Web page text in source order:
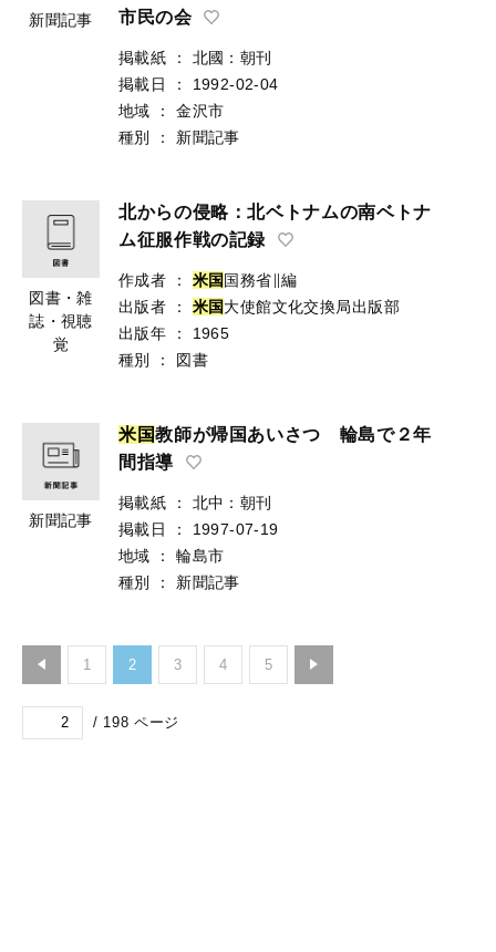
新聞記事
市民の会
掲載紙 ：
北國：朝刊
掲載日
：
1992-02-04
地域
：
金沢市
種別
： 新聞記事
図書・雑
誌・視聴
覚
北からの侵略：北ベトナムの南ベトナ
ム征服作戦の記録
作成者 ： 米国国務省∥編
出版者
： 米国大使館文化交換局出版部
出版年
：
1965
種別
： 図書
新聞記事
米 国教師が帰国あいさつ 輪島で２年
間指導
掲載紙 ：
北中：朝刊
掲載日
：
1997-07-19
地域
：
輪島市
種別
： 新聞記事
1 2 3 4 5
/ 198 ページ